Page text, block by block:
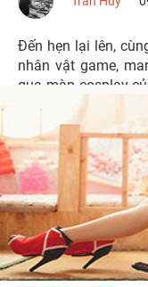
Đến hẹn lại lên,
nhân vật game,
qua màn cosplay
nhé.